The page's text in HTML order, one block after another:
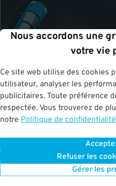
Nous accordons une
votre vie
Ce site web utilise des cookies
utilisateur, analyser les
publicitaires. Toute préférence
respectée. Vous trouverez de
notre Politique de confidentialité
Refuser les
Gérer les
Tous les droits sont réservés.
Terms of Use for Motorists| Privacy Policy|
Your Privacy Choices